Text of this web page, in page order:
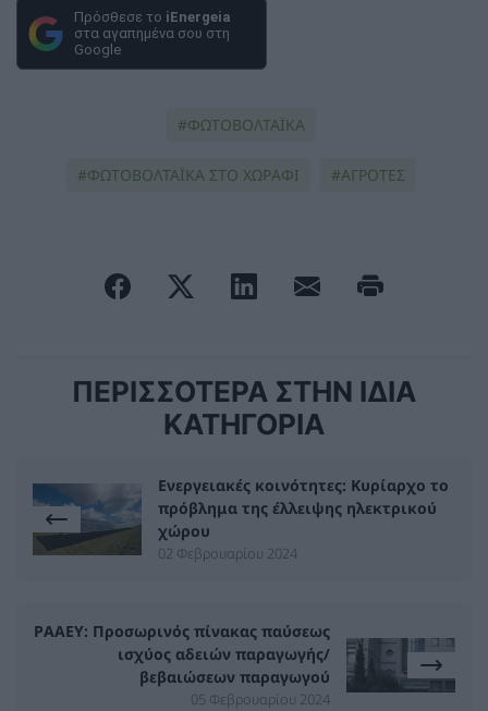
Πρόσθεσε το iEnergeia
στα αγαπημένα σου στη
Google
ΦΩΤΟΒΟΛΤΑΪΚΆ
ΦΩΤΟΒΟΛΤΑΪΚΑ ΣΤΟ ΧΩΡΑΦΙ ΑΓΡΟΤΕΣ
ΠΕΡΙΣΣΟΤΕΡΑ ΣΤΗΝ ΙΔΙΑ
ΚΑΤΗΓΟΡΙΑ
Ενεργειακές κοινότητες: Κυρίαρχο το
πρόβλημα της έλλειψης ηλεκτρικού
χώρου
02 Φεβρουαρίου 2024
ΡΑΑΕΥ: Προσωρινός πίνακας παύσεως
ισχύος αδειών παραγωγής/
βεβαιώσεων παραγωγού
05 Φεβρουαρίου 2024